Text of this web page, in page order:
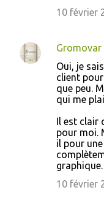
10 février
Gromovar
Oui, je
client
que peu.
qui me
Il est clair
pour moi.
il pour
graphique.
10 février